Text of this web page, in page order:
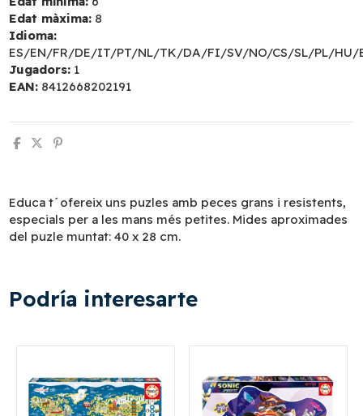
Edat màxima: 8
Idioma:
ES/EN/FR/DE/IT/PT/NL/TK/DA/FI/SV/NO/CS/SL/PL/HU/
Jugadors: 1
EAN: 8412668202191
Educa t´ofereix uns puzles amb peces grans i resistents,
especials per a les mans més petites. Mides aproximades
del puzle muntat: 40 x 28 cm.
Podría interesarte